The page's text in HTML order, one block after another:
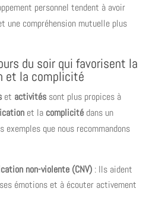
personnel tendent à avoir
une compréhension mutuelle plus
du soir qui favorisent la
et la complicité
et activitéssont plus propices à
et la complicitédans un
exemples que nous recommandons
non-violente (CNV): Ils aident
émotions et à écouter activement